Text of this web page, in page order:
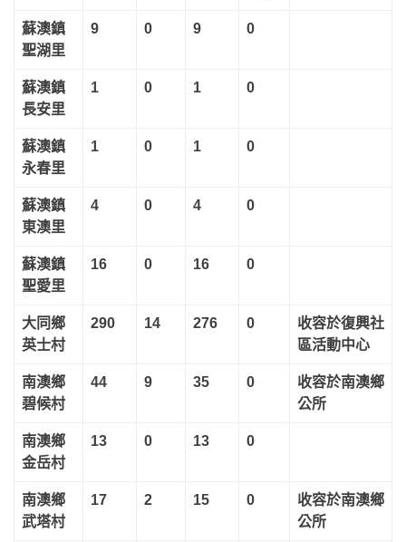
蘇澳鎮
聖湖里
9 0 9 0
蘇澳鎮
長安里
1 0 1 0
蘇澳鎮
永春里
1 0 1 0
蘇澳鎮
東澳里
4 0 4 0
蘇澳鎮
聖愛里
16 0 16 0
大同鄉
英士村
290 14 276 0
收容於復興社
區活動中心
南澳鄉
碧候村
44 9 35 0
收容於南澳鄉
公所
南澳鄉
金岳村
13 0 13 0
南澳鄉
武塔村
17 2 15 0
收容於南澳鄉
公所